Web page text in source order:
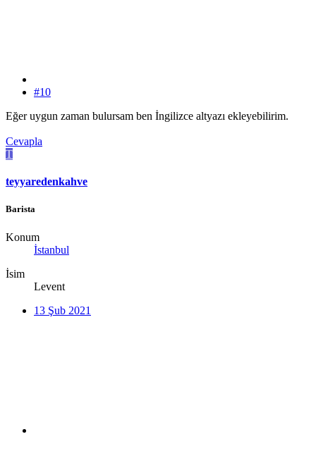
#10
Eğer uygun zaman bulursam ben İngilizce altyazı ekleyebilirim.
Cevapla
T
teyyaredenkahve
Barista
Konum
İstanbul
İsim
Levent
13 Şub 2021